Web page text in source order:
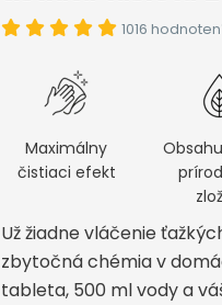
1016
Maximálny
čistiaci efekt
Už žiadne vláčenie
zbytočná chémia v
tableta, 500 ml vody a